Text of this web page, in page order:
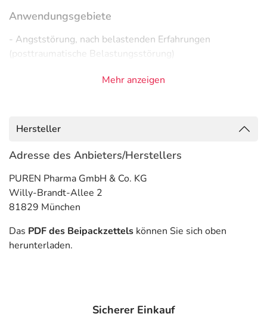
Anwendungsgebiete
- Angststörung, nach belastenden Erfahrungen
(posttraumatische Belastungsstörung)
- Angststörung, bei sozialen Kontakten
Gegenanzeigen
Was spricht gegen eine Anwendung?
Immer:
- Überempfindlichkeit gegen die Inhaltsstoffe
- Manie in der Vorgeschichte
Mehr anzeigen
Hersteller
Adresse des Anbieters/Herstellers
PUREN Pharma GmbH & Co. KG
Willy-Brandt-Allee 2
81829 München
Das PDF des Beipackzettels können Sie sich oben
herunterladen.
Sicherer Einkauf